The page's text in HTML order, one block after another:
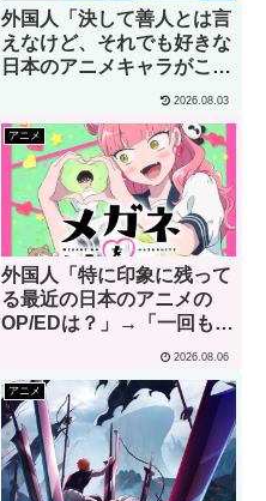
外国人「決して善人とは言
えなけど、それでも好きな
日本のアニメキャラがこち
ら」→「願いを叶えてくれ
る！」（海外の反応）
2026.08.03
アニメ
外国人「特に印象に残って
る最近の日本のアニメの
OP/EDは？」→「一回も飛
2026.08.06
アニメ